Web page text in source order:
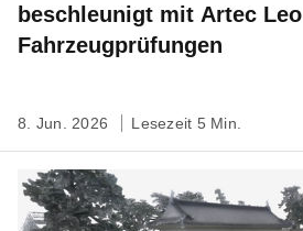
beschleunigt mit Artec Leo
Fahrzeugprüfungen
8. Jun. 2026 Lesezeit 5 Min.